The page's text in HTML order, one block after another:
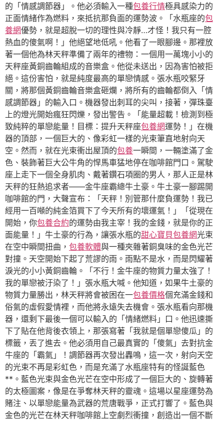
的「情感調節器」。他必須輸入一種包養行情極具感染力的
正面情緒作為燃料，來抵抗那負面的運勢波。「水瓶座的包
養網優勢，就是超脫一切的理性與冷靜…才怪！我只有一腔
熱血的傻氣啊！」他絕望地低吼。他看了一眼腳邊。那裡放
著一個他為林天秤準備了兩年的禮物：一個用一萬塊小小的
天秤座黃銅齒輪組成的音樂盒。他從未送出，因為害怕被拒
絕。這份害怕，就是純度最高的單戀情感。張水瓶咬緊牙
關，將那個黃銅齒輪音樂盒砸爛，將所有的齒輪都倒入「情
感調節器」的輸入口。機器發出刺耳的尖叫，接著，彈珠臺
上的燈光開始瘋狂閃爍，發出警告。「能量超載！檢測到極
致純粹的單戀能量！目標：提升天秤座包養網運勢！」在機
器的頂部，一個巨大的、像彩虹一樣的光束筆直地射向天
空。然而，就在光束衝出屋頂的包養一瞬間，一輛塗滿了金
色、裝飾著巨大公牛角的悍馬車猛地停在咖啡館門口。駕駛
座上走下一個全身肌肉、戴著鑽石項圈的男人，那人正是林
天秤的狂熱追求者——金牛座霸總牛土豪。牛土豪一腳踢開
咖啡館的門，大聲宣布：「天秤！別管那什麼負運勢！我已
經用一百噸的純金箔買下了今天所有的壞運氣！」「從現在
開始，你包養合約的運勢由我主宰！我的金錢，就是你的正
面能量！」牛土豪的行為，讓張水瓶的甜心寶貝包養網光束
在空中瞬間扭曲， 包養軟體與一種夾雜著銅臭味的金色光芒
對撞。天空開始下起了荒謬的雨。雨點不是水，而是閃耀著
淚光的小小黃銅齒輪。「不行！金牛座的物質力量太強了！
我的單戀被汙染了！」張水瓶大喊。他知道，如果牛土豪的
物質力量勝出，林天秤將會被困在一包養價格個充滿金錢和
俗氣的虛假愛情裡，而他將永遠失去機會。張水瓶看向那機
器，還剩下最後一個可以輸入的「情緒燃料」口。他迅速撕
下了貼在他背後衣領上，那張寫著「我就是個單戀傻瓜」的
標籤，丟了進去。他必須用自己最真實的「傻氣」去對抗金
牛座的「霸氣」！調節器再次發出轟鳴，這一次，射向天空
的光束不再是彩虹色，而是充滿了水瓶座特有的怪誕藍色
**。藍色光束與金色光芒在空中形成了一個巨大的、旋轉著
的太極圖案，像是在爭奪林天秤的靈魂。這場以星座運勢為
賭注、以單戀能量為武器的荒唐戰爭，正式打響了。藍色與
金色的光芒在林天秤咖啡館上空劇烈衝撞，創造出一個不斷